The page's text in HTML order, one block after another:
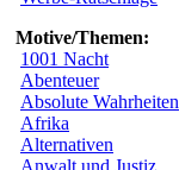
Motive/Themen:
1001 Nacht
Abenteuer
Absolute Wahrheiten
Afrika
Alternativen
Anwalt und Justiz